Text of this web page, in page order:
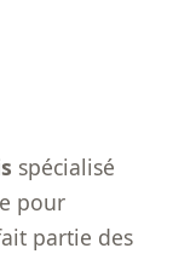
spécialisé
pour
partie des